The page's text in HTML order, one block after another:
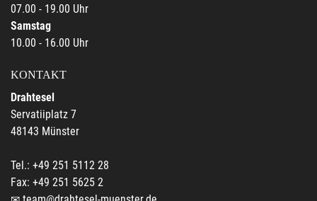
07.00 - 19.00 Uhr
Samstag
10.00 - 16.00 Uhr
KONTAKT
Drahtesel
Servatiiplatz 7
48143 Münster
Tel.: +49 251 5112 28
Fax: +49 251 5625 2